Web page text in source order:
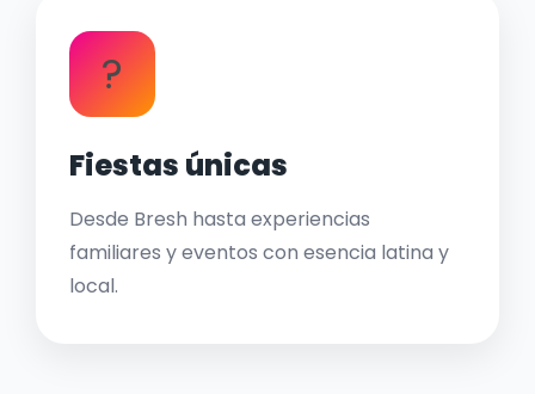
?
Fiestas únicas
Desde Bresh hasta experiencias
familiares y eventos con esencia latina y
local.